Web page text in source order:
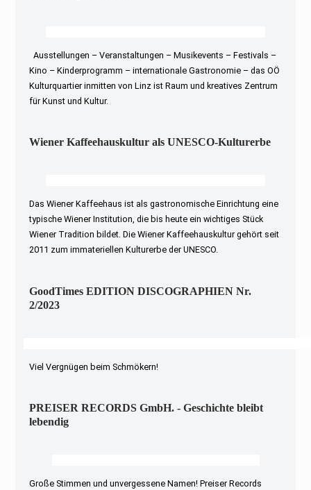
Ausstellungen – Veranstaltungen – Musikevents – Festivals –
Kino – Kinderprogramm – internationale Gastronomie – das OÖ
Kulturquartier inmitten von Linz ist Raum und kreatives Zentrum
für Kunst und Kultur.
Wiener Kaffeehauskultur als UNESCO-Kulturerbe
Das Wiener Kaffeehaus ist als gastronomische Einrichtung eine
typische Wiener Institution, die bis heute ein wichtiges Stück
Wiener Tradition bildet. Die Wiener Kaffeehauskultur gehört seit
2011 zum immateriellen Kulturerbe der UNESCO.
GoodTimes EDITION DISCOGRAPHIEN Nr.
2/2023
Viel Vergnügen beim Schmökern!
PREISER RECORDS GmbH. - Geschichte bleibt
lebendig
Große Stimmen und unvergessene Namen! Preiser Records